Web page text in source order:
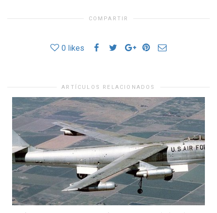
COMPARTIR
0 likes
ARTÍCULOS RELACIONADOS